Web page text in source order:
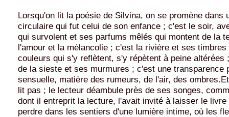
Lorsqu'on lit la poésie de Silvina, on se promène dans
circulaire qui fut celui de son enfance ; c'est le soir,
qui survolent et ses parfums mêlés qui montent de la
l'amour et la mélancolie ; c'est la rivière et ses
couleurs qui s'y reflètent, s'y répètent à peine altérées
de la sieste et ses murmures ; c'est une transparence
sensuelle, matière des rumeurs, de l'air, des
lit pas ; le lecteur déambule près de ses songes,
dont il entreprit la lecture, l'avait invité à laisser le
perdre dans les sentiers d'une lumière intime, où les